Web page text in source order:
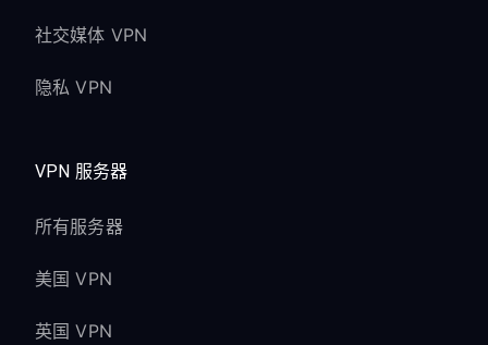
社交媒体 VPN
隐私 VPN
VPN 服务器
所有服务器
美国 VPN
英国 VPN